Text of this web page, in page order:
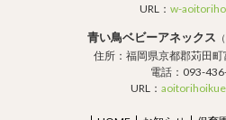
URL： w-
青い鳥ベビーアネックス
住所：福岡県京都郡苅田
電話：093-
URL：